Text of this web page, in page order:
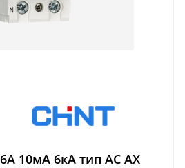
10мА 6кА тип AC AX